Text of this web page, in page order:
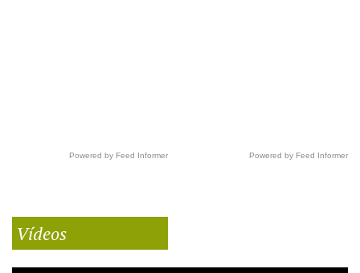
Powered by Feed Informer Powered by Feed Informer
Vídeos